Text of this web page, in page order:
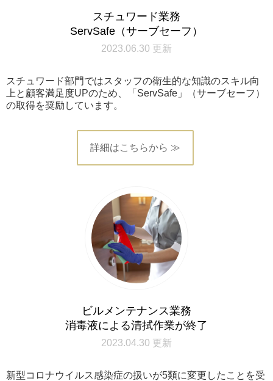
スチュワード業務
ServSafe（サーブセーフ）
2023.06.30 更新
スチュワード部門ではスタッフの衛生的な知識のスキル向
上と顧客満足度UPのため、「ServSafe」（サーブセーフ）
の取得を奨励しています。
詳細はこちらから ≫
ビルメンテナンス業務
消毒液による清拭作業が終了
2023.04.30 更新
新型コロナウイルス感染症の扱いが5類に変更したことを受